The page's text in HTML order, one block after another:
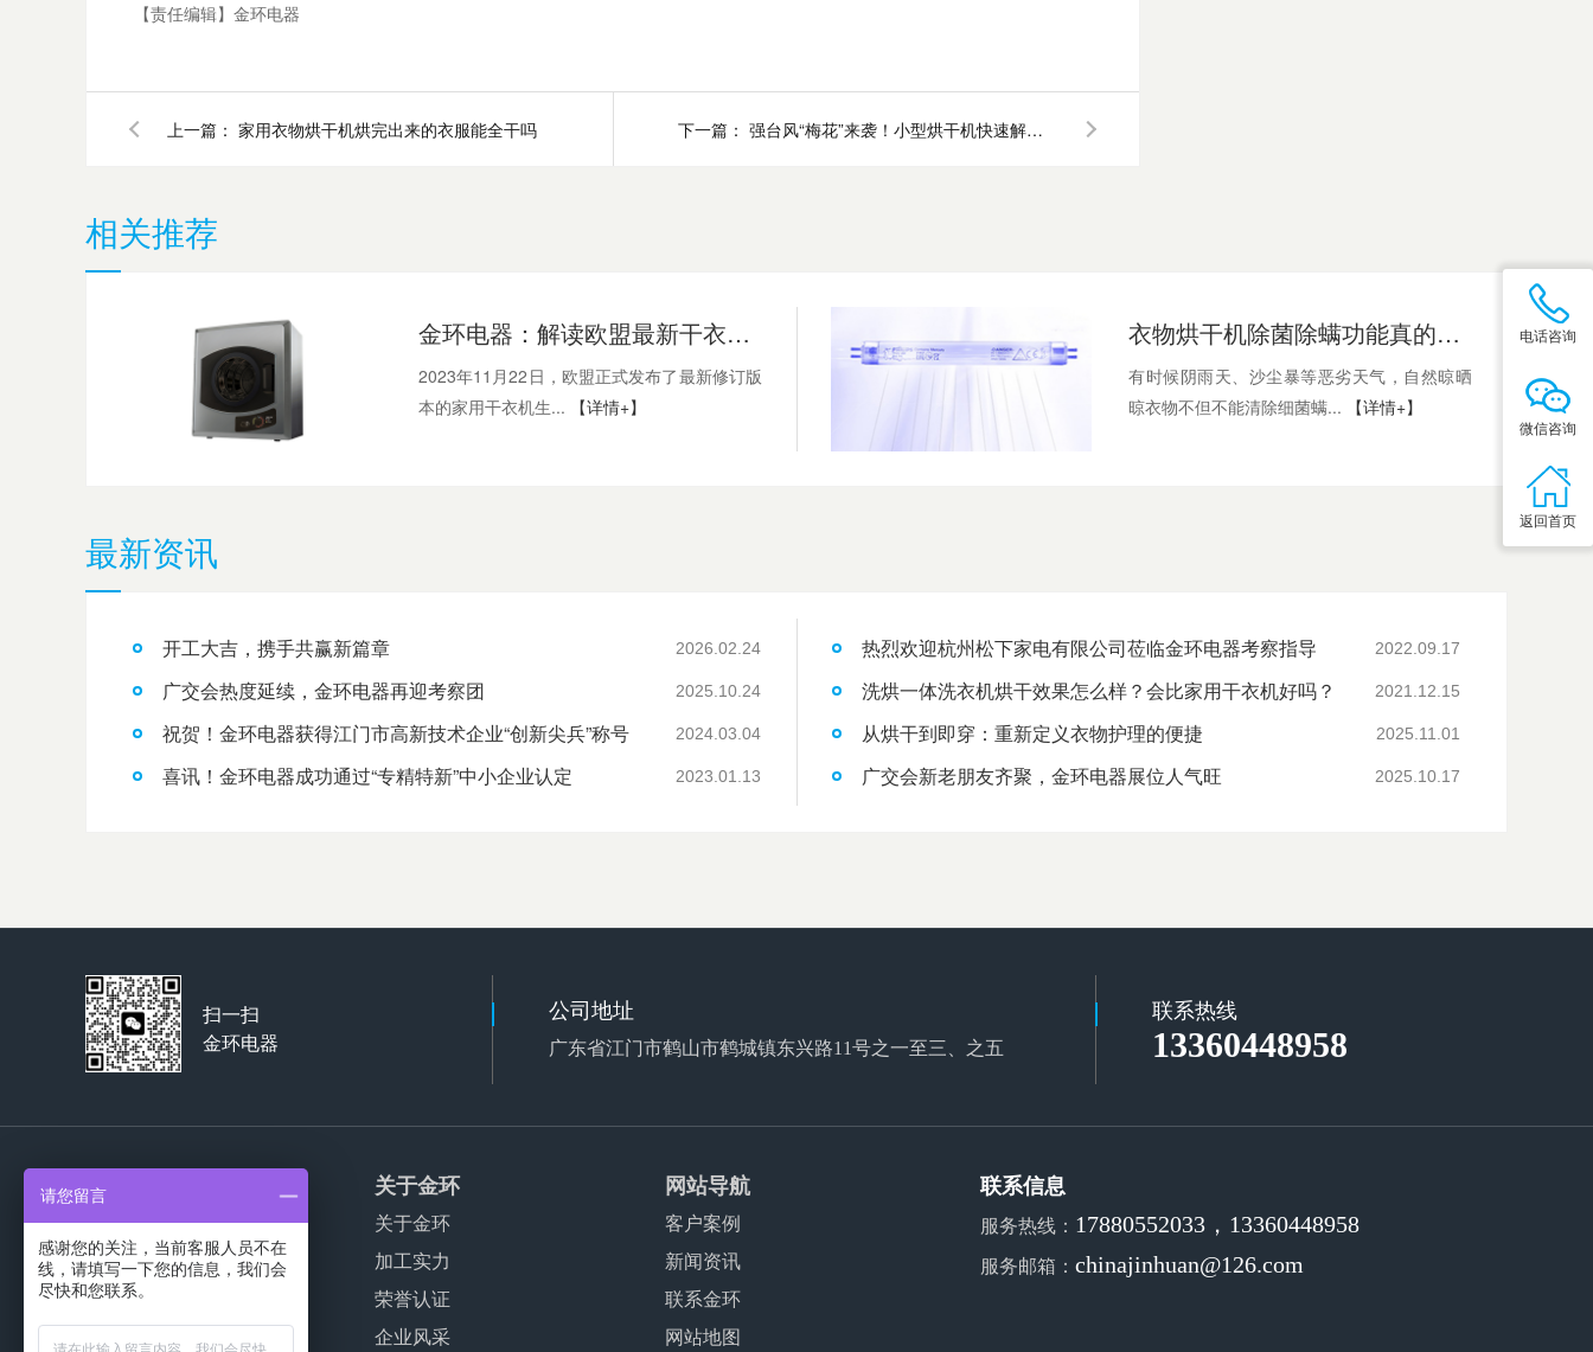
【责任编辑】 金环电器
上一篇： 家用衣物烘干机烘完出来的衣服能全干吗 下一篇： 强台风“梅花”来袭！小型烘干机快速解决内衣裤难干问题
相关推荐
金环电器：解读欧盟最新干衣机法规及企业应对策略
2023年11月22日，欧盟正式发布了最新修订版
本的家用干衣机生...
【详情+】
衣物烘干机除菌除螨功能真的可以除菌吗？
有时候阴雨天、沙尘暴等恶劣天气，自然晾晒
晾衣物不但不能清除细菌螨...
【详情+】
最新资讯
开工大吉，携手共赢新篇章 2026.02.24
广交会热度延续，金环电器再迎考察团 2025.10.24
祝贺！金环电器获得江门市高新技术企业“创新尖兵”称号 2024.03.04
喜讯！金环电器成功通过“专精特新”中小企业认定 2023.01.13
热烈欢迎杭州松下家电有限公司莅临金环电器考察指导 2022.09.17
洗烘一体洗衣机烘干效果怎么样？会比家用干衣机好吗？ 2021.12.15
从烘干到即穿：重新定义衣物护理的便捷 2025.11.01
广交会新老朋友齐聚，金环电器展位人气旺 2025.10.17
扫一扫
金环电器
公司地址
广东省江门市鹤山市鹤城镇东兴路11号之一至三、之五
联系热线
13360448958
产品服务
家用干衣机代工
商用干衣机代工
波轮洗衣机代工
关于金环
关于金环
加工实力
荣誉认证
企业风采
网站导航
客户案例
新闻资讯
联系金环
网站地图
联系信息
服务热线： 17880552033，13360448958
服务邮箱：chinajinhuan@126.com
电话咨询
微信咨询
返回首页
请您留言
感谢您的关注，当前客服人员不在
线，请填写一下您的信息，我们会
尽快和您联系。